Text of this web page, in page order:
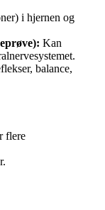
i hjernen og
Kan
balance,
flere